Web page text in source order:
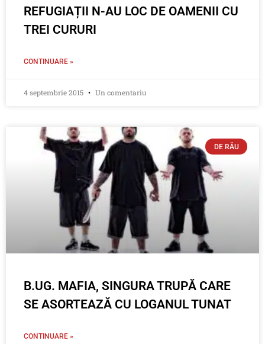
REFUGIAȚII N-AU LOC DE OAMENII CU
TREI CURURI
CONTINUARE »
4 septembrie 2015 Un comentariu
DE RĂU
B.UG. MAFIA, SINGURA TRUPĂ CARE
SE ASORTEAZĂ CU LOGANUL TUNAT
CONTINUARE »